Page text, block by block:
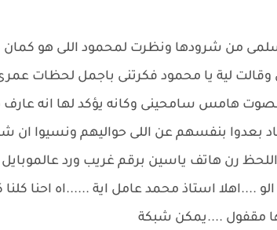
من شرودها ونظرت لمحمود اللى هو كمان
وقالت لية يا محمود فكرتنى باجمل لحظات
هامس سامحينى وكانه يؤكد لها انه عارف
بعدوا بنفسهم عن اللى حواليهم ونسيوا ان
رن هاتف ياسين برقم غريب ورد
....اهلا استاذ محمد عامل اية ......اه احنا
مقفول ....يمكن شبكة